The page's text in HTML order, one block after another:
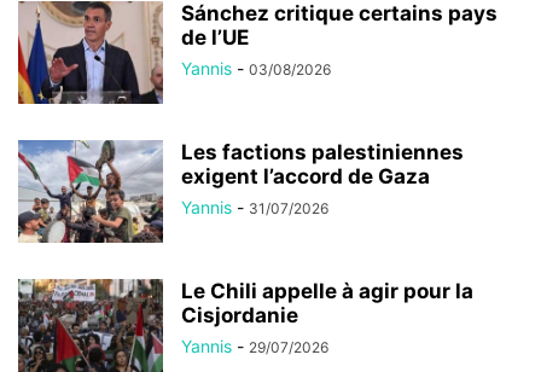
Sánchez critique certains pays
de l’UE
Yannis - 03/08/2026
Les factions palestiniennes
exigent l’accord de Gaza
Yannis - 31/07/2026
Le Chili appelle à agir pour la
Cisjordanie
Yannis - 29/07/2026